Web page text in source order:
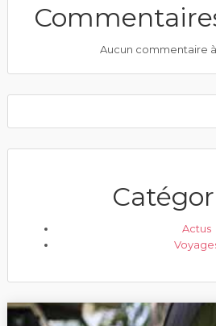
Aucun commentaire
Actus